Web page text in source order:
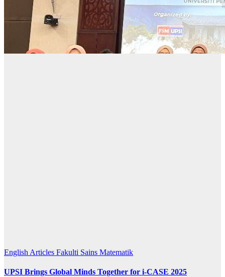
English Articles Fakulti Sains Matematik
UPSI Brings Global Minds Together for i-CASE 2025